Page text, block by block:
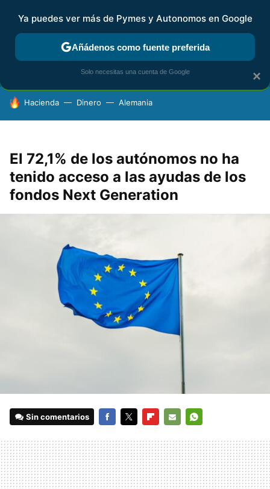
FISCALIDAD Y CONTABILIDAD KIT DIGITAL RENTA
HOY SE HABLA DE
Hacienda Dinero Alemania
El 72,1% de los autónomos no ha
tenido acceso a las ayudas de los
fondos Next Generation
Sin comentarios
MAIL
×
Ya puedes ver más de Pymes y Autonomos en Google
Añádenos como fuente preferida
Solo necesitas una cuenta de Google